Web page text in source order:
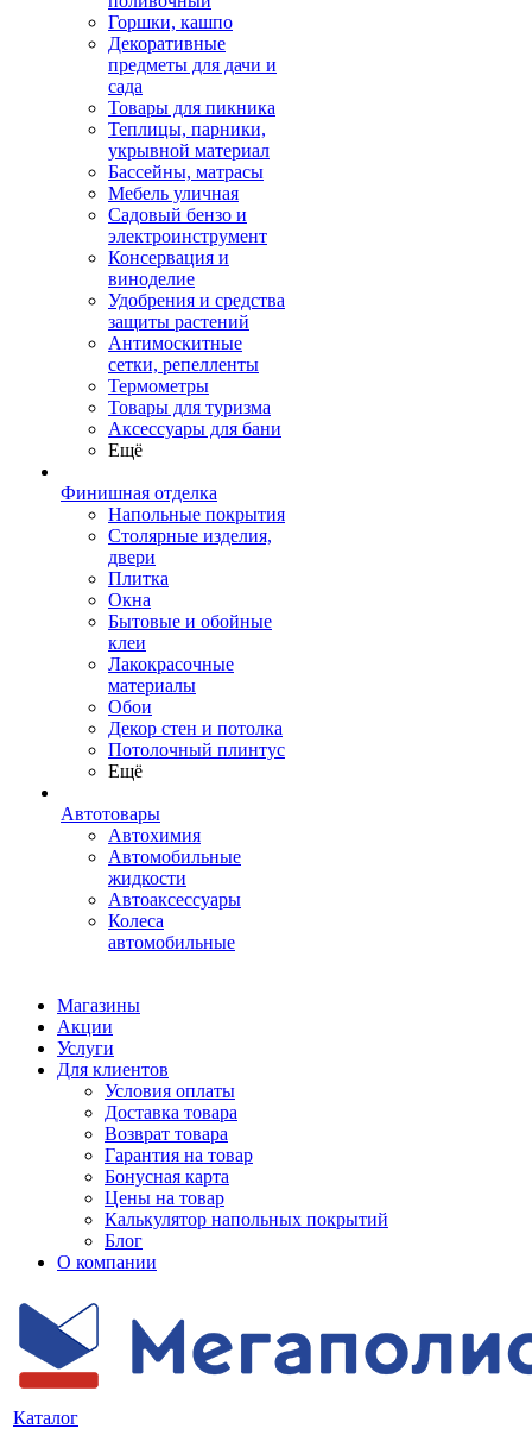
Горшки, кашпо
Декоративные
предметы для дачи и
сада
Товары для пикника
Теплицы, парники,
укрывной материал
Бассейны, матрасы
Мебель уличная
Садовый бензо и
электроинструмент
Консервация и
виноделие
Удобрения и средства
защиты растений
Антимоскитные
сетки, репелленты
Термометры
Товары для туризма
Аксессуары для бани
Ещё
Финишная отделка
Напольные покрытия
Столярные изделия,
двери
Плитка
Окна
Бытовые и обойные
клеи
Лакокрасочные
материалы
Обои
Декор стен и потолка
Потолочный плинтус
Ещё
Автотовары
Автохимия
Автомобильные
жидкости
Автоаксессуары
Колеса
автомобильные
Магазины
Акции
Услуги
Для клиентов
Условия оплаты
Доставка товара
Возврат товара
Гарантия на товар
Бонусная карта
Цены на товар
Калькулятор напольных покрытий
Блог
О компании
Каталог